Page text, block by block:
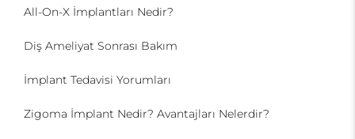
All-On-X İmplantları Nedir?
Diş Ameliyat Sonrası Bakım
İmplant Tedavisi Yorumları
Zigoma İmplant Nedir? Avantajları Nelerdir?